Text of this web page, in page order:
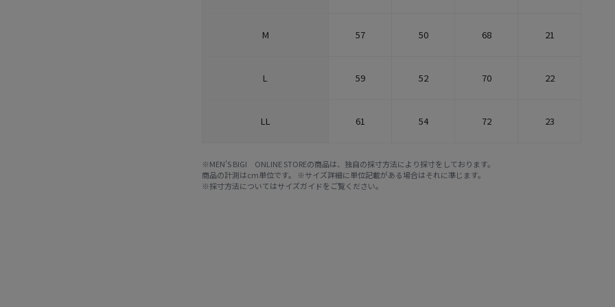
M 57 50 68 21
L 59 52 70 22
LL 61 54 72 23
※MEN'S BIGI ONLINE STOREの商品は、独自の採寸方法により採寸をしております。
商品の計測はcm単位です。 ※サイズ詳細に単位記載がある場合はそれに準じます。
※採寸方法についてはサイズガイドをご覧ください。